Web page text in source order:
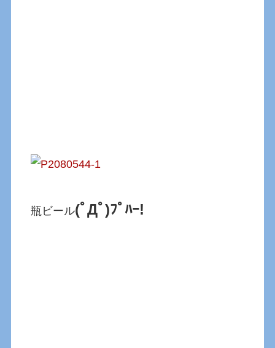
瓶ビール(ﾟДﾟ)ﾌﾟﾊｰ!